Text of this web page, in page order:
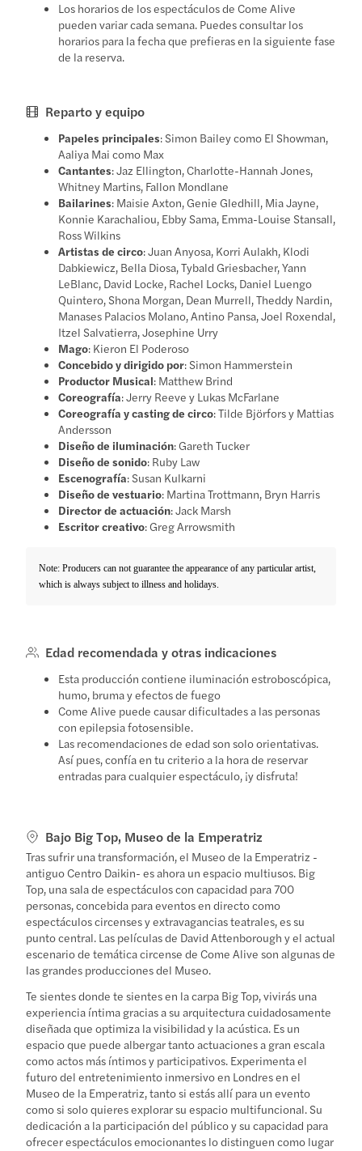
Los horarios de los espectáculos de Come Alive
pueden variar cada semana. Puedes consultar los
horarios para la fecha que prefieras en la siguiente fase
de la reserva.
Reparto y equipo
Papeles principales: Simon Bailey como El Showman,
Aaliya Mai como Max
Cantantes: Jaz Ellington, Charlotte-Hannah Jones,
Whitney Martins, Fallon Mondlane
Bailarines: Maisie Axton, Genie Gledhill, Mia Jayne,
Konnie Karachaliou, Ebby Sama, Emma-Louise Stansall,
Ross Wilkins
Artistas de circo: Juan Anyosa, Korri Aulakh, Klodi
Dabkiewicz, Bella Diosa, Tybald Griesbacher, Yann
LeBlanc, David Locke, Rachel Locks, Daniel Luengo
Quintero, Shona Morgan, Dean Murrell, Theddy Nardin,
Manases Palacios Molano, Antino Pansa, Joel Roxendal,
Itzel Salvatierra, Josephine Urry
Mago: Kieron El Poderoso
Concebido y dirigido por: Simon Hammerstein
Productor Musical: Matthew Brind
Coreografía: Jerry Reeve y Lukas McFarlane
Coreografía y casting de circo: Tilde Björfors y Mattias
Andersson
Diseño de iluminación: Gareth Tucker
Diseño de sonido: Ruby Law
Escenografía: Susan Kulkarni
Diseño de vestuario: Martina Trottmann, Bryn Harris
Director de actuación: Jack Marsh
Escritor creativo: Greg Arrowsmith
Note: Producers can not guarantee the appearance of any particular artist,
which is always subject to illness and holidays.
Edad recomendada y otras indicaciones
Esta producción contiene iluminación estroboscópica,
humo, bruma y efectos de fuego
Come Alive puede causar dificultades a las personas
con epilepsia fotosensible.
Las recomendaciones de edad son solo orientativas.
Así pues, confía en tu criterio a la hora de reservar
entradas para cualquier espectáculo, ¡y disfruta!
Bajo Big Top, Museo de la Emperatriz
Tras sufrir una transformación, el Museo de la Emperatriz -
antiguo Centro Daikin- es ahora un espacio multiusos. Big
Top, una sala de espectáculos con capacidad para 700
personas, concebida para eventos en directo como
espectáculos circenses y extravagancias teatrales, es su
punto central. Las películas de David Attenborough y el actual
escenario de temática circense de Come Alive son algunas de
las grandes producciones del Museo.
Te sientes donde te sientes en la carpa Big Top, vivirás una
experiencia íntima gracias a su arquitectura cuidadosamente
diseñada que optimiza la visibilidad y la acústica. Es un
espacio que puede albergar tanto actuaciones a gran escala
como actos más íntimos y participativos. Experimenta el
futuro del entretenimiento inmersivo en Londres en el
Museo de la Emperatriz, tanto si estás allí para un evento
como si solo quieres explorar su espacio multifuncional. Su
dedicación a la participación del público y su capacidad para
ofrecer espectáculos emocionantes lo distinguen como lugar